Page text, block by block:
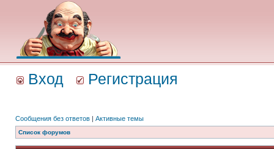
Вход Регистрация
Сообщения без ответов | Активные темы
Список форумов